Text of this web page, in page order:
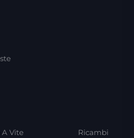
A Vite
Ricambi